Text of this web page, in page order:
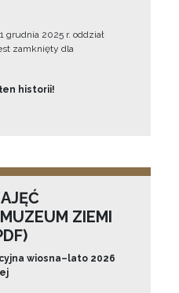
grudnia 2025 r. oddział
zamknięty dla
historii!
ZIEMI
wiosna–lato 2026